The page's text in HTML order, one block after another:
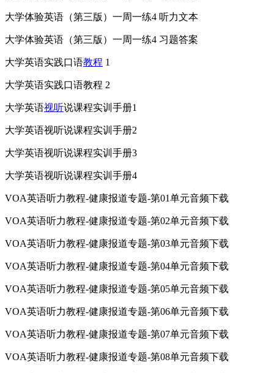
大学体验英语（第三版）一周一练4 听力文本
大学体验英语（第三版）一周一练4 习题答案
大学英语实践口语教程 1
大学英语实践口语教程 2
大学英语视听说课程实训手册1
大学英语视听说课程实训手册2
大学英语视听说课程实训手册3
大学英语视听说课程实训手册4
VOA英语听力教程-健康报道专题-第01单元音频下载
VOA英语听力教程-健康报道专题-第02单元音频下载
VOA英语听力教程-健康报道专题-第03单元音频下载
VOA英语听力教程-健康报道专题-第04单元音频下载
VOA英语听力教程-健康报道专题-第05单元音频下载
VOA英语听力教程-健康报道专题-第06单元音频下载
VOA英语听力教程-健康报道专题-第07单元音频下载
VOA英语听力教程-健康报道专题-第08单元音频下载